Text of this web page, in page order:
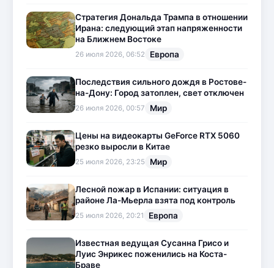
Стратегия Дональда Трампа в отношении
Ирана: следующий этап напряженности
на Ближнем Востоке
26 июля 2026, 06:52 Европа
Последствия сильного дождя в Ростове-
на-Дону: Город затоплен, свет отключен
26 июля 2026, 00:57 Мир
Цены на видеокарты GeForce RTX 5060
резко выросли в Китае
25 июля 2026, 23:25 Мир
Лесной пожар в Испании: ситуация в
районе Ла-Мьерла взята под контроль
25 июля 2026, 20:21 Европа
Известная ведущая Сусанна Грисо и
Луис Энрикес поженились на Коста-
Браве